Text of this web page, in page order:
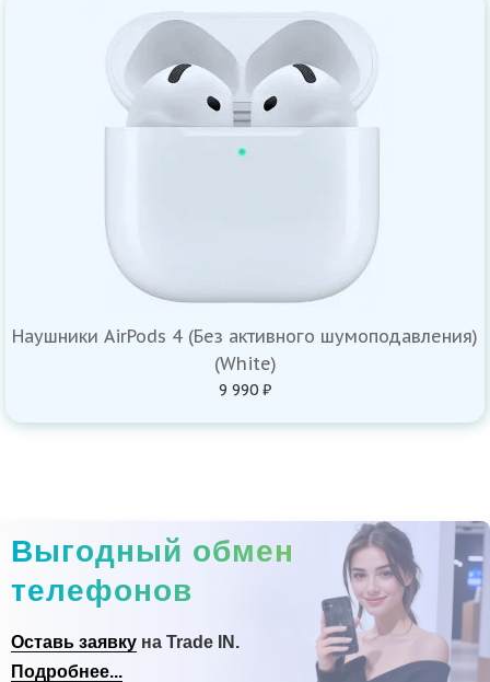
Наушники AirPods 4 (Без активного шумоподавления)
(White)
9 990 ₽
Выгодный обмен
телефонов
Оставь заявку на Trade IN.
Подробнее...